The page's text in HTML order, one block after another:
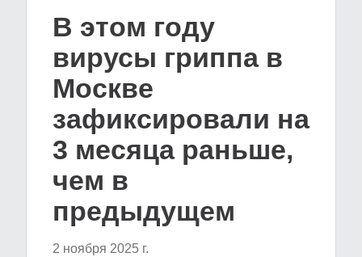
В этом году
вирусы гриппа в
Москве
зафиксировали на
3 месяца раньше,
чем в
предыдущем
2 ноября 2025 г.